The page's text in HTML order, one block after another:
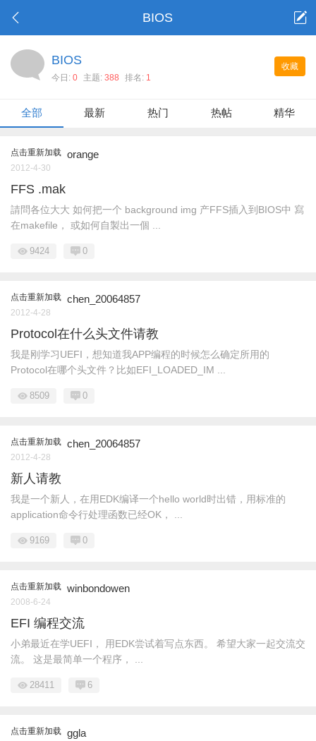
BIOS
收藏
BIOS
今日: 0 主题: 388 排名: 1
全部 最新 热门 热帖 精华
点击重新加载 orange
2012-4-30
FFS .mak
請問各位大大 如何把一个 background img 产FFS插入到BIOS中 寫
在makefile， 或如何自製出一個 ...
9424 0
点击重新加载 chen_20064857
2012-4-28
Protocol在什么头文件请教
我是刚学习UEFI，想知道我APP编程的时候怎么确定所用的
Protocol在哪个头文件？比如EFI_LOADED_IM ...
8509 0
点击重新加载 chen_20064857
2012-4-28
新人请教
我是一个新人，在用EDK编译一个hello world时出错，用标准的
application命令行处理函数已经OK， ...
9169 0
点击重新加载 winbondowen
2008-6-24
EFI 编程交流
小弟最近在学UEFI， 用EDK尝试着写点东西。 希望大家一起交流交
流。 这是最简单一个程序， ...
28411 6
点击重新加载 ggla